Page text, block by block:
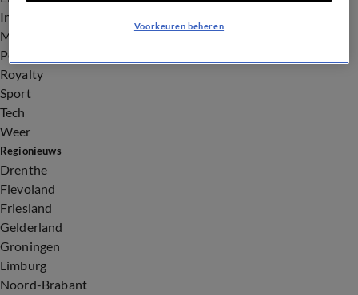
Infrastructuur
Milieu en Gezondheid
Politiek
Royalty
Sport
Tech
Weer
Regionieuws
Drenthe
Flevoland
Friesland
Gelderland
Groningen
Limburg
Noord-Brabant
Voorkeuren beheren